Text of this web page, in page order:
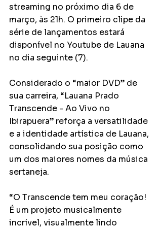
streaming no próximo dia 6 de
março, às 21h. O primeiro clipe da
série de lançamentos estará
disponível no Youtube de Lauana
no dia seguinte (7).
Considerado o “maior DVD” de
sua carreira, “Lauana Prado
Transcende - Ao Vivo no
Ibirapuera” reforça a versatilidade
e a identidade artística de Lauana,
consolidando sua posição como
um dos maiores nomes da música
sertaneja.
“O Transcende tem meu coração!
É um projeto musicalmente
incrível, visualmente lindo